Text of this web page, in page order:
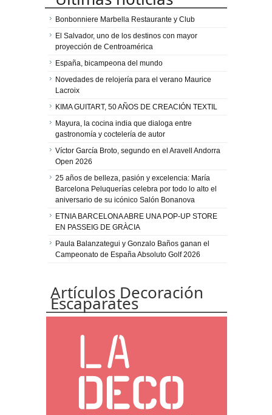
Bonbonniere Marbella Restaurante y Club
El Salvador, uno de los destinos con mayor
proyección de Centroamérica
España, bicampeona del mundo
Novedades de relojería para el verano Maurice
Lacroix
KIMA GUITART, 50 AÑOS DE CREACIÓN TEXTIL
Mayura, la cocina india que dialoga entre
gastronomía y coctelería de autor
Víctor García Broto, segundo en el Aravell Andorra
Open 2026
25 años de belleza, pasión y excelencia: María
Barcelona Peluquerías celebra por todo lo alto el
aniversario de su icónico Salón Bonanova
ETNIA BARCELONA ABRE UNA POP-UP STORE
EN PASSEIG DE GRÀCIA
Paula Balanzategui y Gonzalo Baños ganan el
Campeonato de España Absoluto Golf 2026
Artículos Decoración
Escaparates